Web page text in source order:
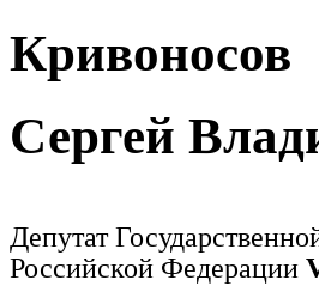
Кривоносов
Сергей
Депутат
Российской Федерации